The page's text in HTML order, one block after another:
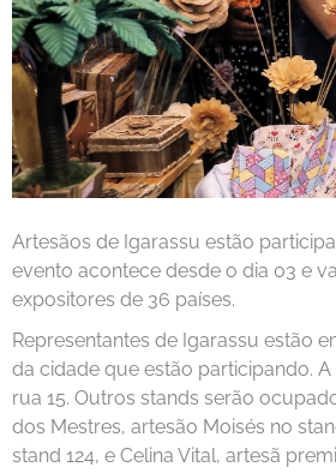
Artesãos de Igarassu estão
evento acontece desde o dia 03 e
expositores de 36 países.
Representantes de Igarassu estão
da cidade que estão participando.
rua 15. Outros stands serão
dos Mestres, artesão Moisés no
stand 124, e Celina Vital, artesã